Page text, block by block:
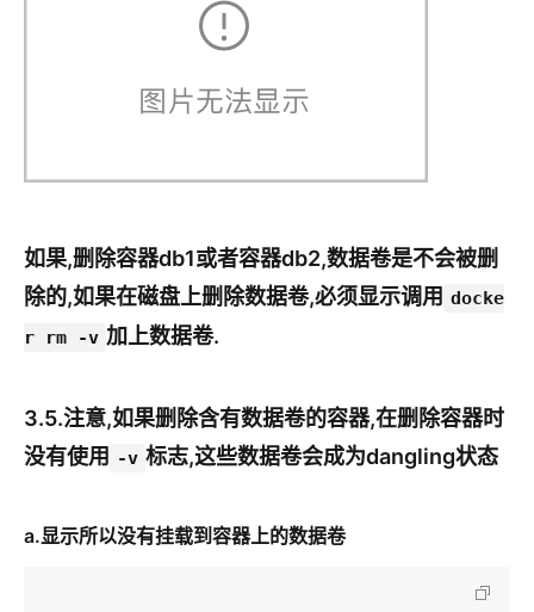
如果,删除容器db1或者容器db2,数据卷是不会被删
除的,如果在磁盘上删除数据卷,必须显示调用 docke
r rm -v 加上数据卷.
3.5.注意,如果删除含有数据卷的容器,在删除容器时
没有使用
-v 标志,这些数据卷会成为dangling状态
a.显示所以没有挂载到容器上的数据卷